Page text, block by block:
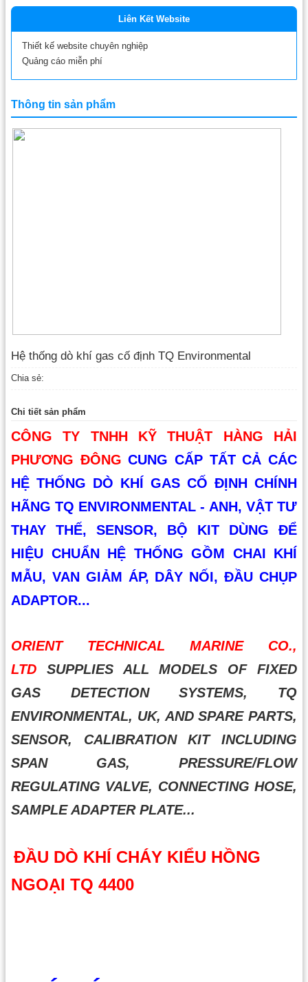
Liên Kết Website
Thiết kế website chuyên nghiệp
Quảng cáo miễn phí
Thông tin sản phẩm
Hệ thống dò khí gas cố định TQ Environmental
Chia sẻ:
Chi tiết sản phẩm
CÔNG TY TNHH KỸ THUẬT HÀNG HẢI
PHƯƠNG ĐÔNG CUNG CẤP TẤT CẢ CÁC
HỆ THỐNG DÒ KHÍ GAS CỐ ĐỊNH CHÍNH
HÃNG TQ ENVIRONMENTAL - ANH, VẬT TƯ
THAY THẾ, SENSOR, BỘ KIT DÙNG ĐỂ
HIỆU CHUẨN HỆ THỐNG GỒM CHAI KHÍ
MẪU, VAN GIẢM ÁP, DÂY NỐI, ĐẦU CHỤP
ADAPTOR...
ORIENT TECHNICAL MARINE CO.,
LTD SUPPLIES ALL MODELS OF FIXED
GAS DETECTION SYSTEMS, TQ
ENVIRONMENTAL, UK, AND SPARE PARTS,
SENSOR, CALIBRATION KIT INCLUDING
SPAN GAS, PRESSURE/FLOW
REGULATING VALVE, CONNECTING HOSE,
SAMPLE ADAPTER PLATE...
ĐẦU DÒ KHÍ CHÁY KIỂU HỒNG
NGOẠI TQ 4400